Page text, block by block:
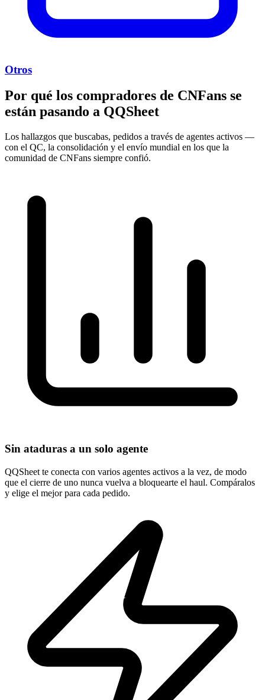
Otros
Por qué los compradores de CNFans se
están pasando a QQSheet
Los hallazgos que buscabas, pedidos a través de agentes activos —
con el QC, la consolidación y el envío mundial en los que la
comunidad de CNFans siempre confió.
Sin ataduras a un solo agente
QQSheet te conecta con varios agentes activos a la vez, de modo
que el cierre de uno nunca vuelva a bloquearte el haul. Compáralos
y elige el mejor para cada pedido.